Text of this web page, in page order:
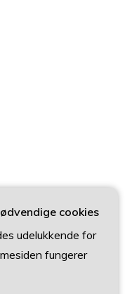
cookies
udelukkende for
fungerer